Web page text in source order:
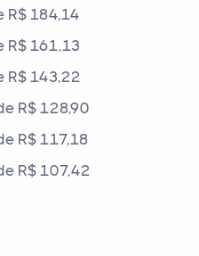
R$ 184,14
R$ 161,13
R$ 143,22
R$ 128,90
R$ 117,18
R$ 107,42